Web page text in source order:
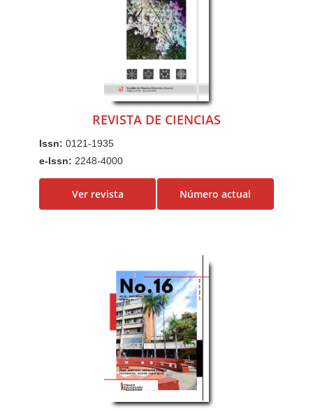
REVISTA DE CIENCIAS
Issn:0121-1935
e-Issn:2248-4000
Ver revista Número actual